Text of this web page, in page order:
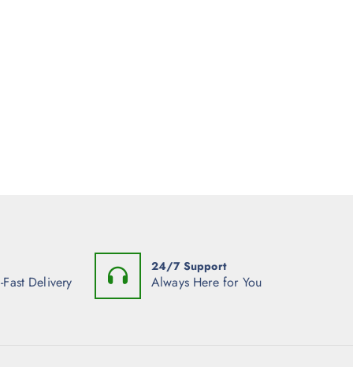
Delivery
24/7 Support
Always Here for You